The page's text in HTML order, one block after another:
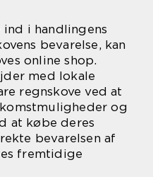
i handlingens
bevarelse, kan
online shop.
med lokale
regnskove ved at
og
at købe deres
bevarelsen af
fremtidige